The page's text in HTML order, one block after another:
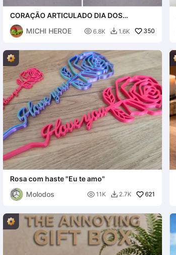
CORAÇÃO ARTICULADO DIA DOS
NAMORADOS - CORAÇÃO FLEXY
MICHI HEROE
 6.8K  1.6K 350
Rosa com haste "Eu te amo"
Molodos
 11K  2.7K 621